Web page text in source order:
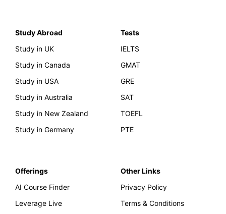
Study Abroad
Study in UK
Study in Canada
Study in USA
Study in Australia
Study in New Zealand
Study in Germany
Tests
IELTS
GMAT
GRE
SAT
TOEFL
PTE
Offerings
AI Course Finder
Leverage Live
Other Links
Privacy Policy
Terms & Conditions